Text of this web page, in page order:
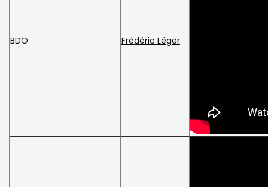
BDO Frédéric Léger